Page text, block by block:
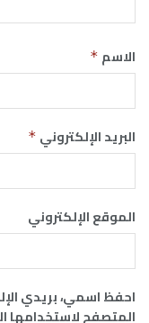
الاسم *
البريد الإلكتروني *
الموقع الإلكتروني
احفظ اسمي، بريدي
المتصفح لاستخدامها